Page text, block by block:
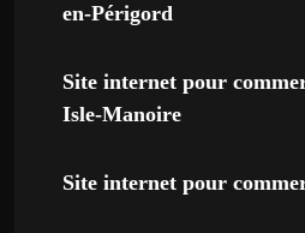
en-Périgord
Site internet pour
Isle-Manoire
Site internet pour